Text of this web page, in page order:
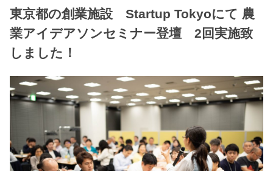
東京都の創業施設 Startup Tokyoにて 農
業アイデアソンセミナー登壇 2回実施致
しました！